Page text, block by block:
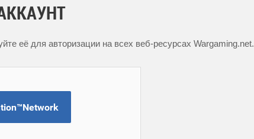
её для авторизации на всех веб-ресурсах Wargaming.net.